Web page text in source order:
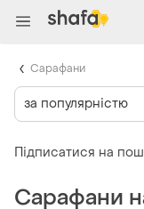
Сарафани
за популярністю
Підписатися на
Сарафани